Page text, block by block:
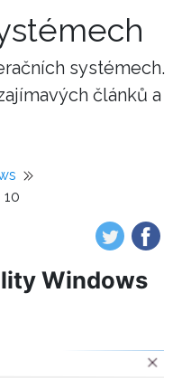
systémech.
článků a
Windows